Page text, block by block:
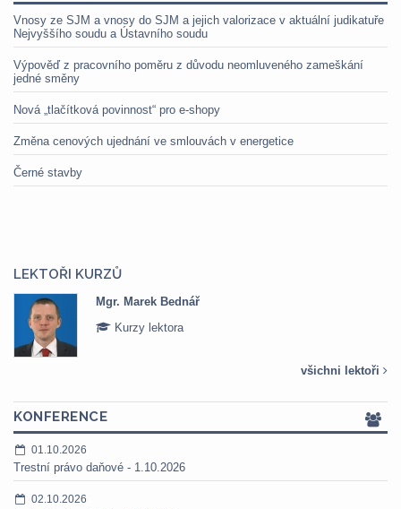
Vnosy ze SJM a vnosy do SJM a jejich valorizace v aktuální judikatuře
Nejvyššího soudu a Ústavního soudu
Výpověď z pracovního poměru z důvodu neomluveného zameškání
jedné směny
Nová „tlačítková povinnost“ pro e-shopy
Změna cenových ujednání ve smlouvách v energetice
Černé stavby
LEKTOŘI KURZŮ
Mgr. Marek Bednář
Kurzy lektora
všichni lektoři
KONFERENCE
01.10.2026
Trestní právo daňové - 1.10.2026
02.10.2026